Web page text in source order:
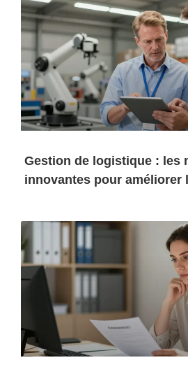
Gestion de logistique : les
innovantes pour améliorer